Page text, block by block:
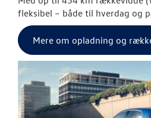
fleksibel – både til hverdag og
Mere om opladning og